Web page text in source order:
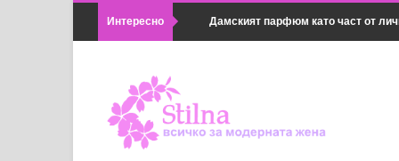
Интересно Дамският парфюм като част от
Как да комбинираш дамски връхни